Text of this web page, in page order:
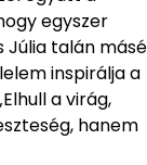
egyszer
Júlia talán másé
inspirálja a
a virág,
hanem